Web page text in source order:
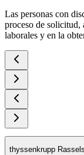
Las personas con
proceso de solicitud,
laborales y en la
thyssenkrupp